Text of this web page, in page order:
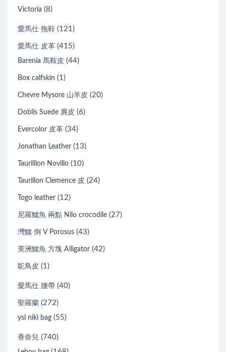
Victoria (8)
愛馬仕 拖鞋 (121)
愛馬仕 皮革 (415)
Barenia 馬鞍皮 (44)
Box calfskin (1)
Chevre Mysore 山羊皮 (20)
Doblis Suede 麂皮 (6)
Evercolor 皮革 (34)
Jonathan Leather (13)
Taurillion Novillo (10)
Taurillon Clemence 皮 (24)
Togo leather (12)
尼羅鱷魚 兩點 Nilo crocodile (27)
灣鱷 倒 V Porosus (43)
美洲鱷魚 方塊 Alligator (42)
鴕鳥皮 (1)
愛馬仕 腰帶 (40)
聖羅蘭 (272)
ysl niki bag (55)
香奈兒 (740)